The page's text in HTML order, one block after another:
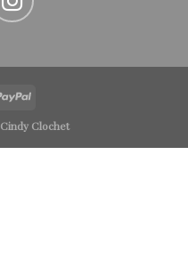
Cindy Clochet